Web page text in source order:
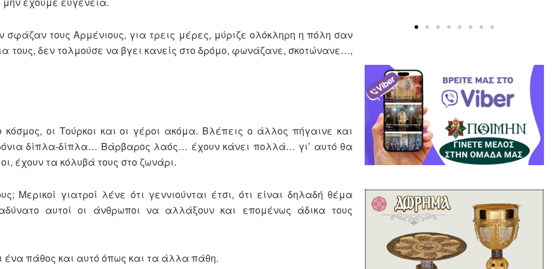
τους Αρμένιους, για τρεις μέρες, μύριζε ολόκληρη η πόλη σαν
τους, δεν τολμούσε να βγει κανείς στο δρόμο, φωνάζανε, σκοτώνανε…,
οι Τούρκοι και οι γέροι ακόμα. Βλέπεις ο άλλος πήγαινε και
δίπλα-δίπλα… Βάρβαρος λαός… έχουν κάνει πολλά… γι’ αυτό θα
έχουν τα κόλυβά τους στο ζωνάρι.
Μερικοί γιατροί λένε ότι γεννιούνται έτσι, ότι είναι δηλαδή θέμα
αυτοί οι άνθρωποι να αλλάξουν και επομένως άδικα τους
ένα πάθος και αυτό όπως και τα άλλα πάθη.